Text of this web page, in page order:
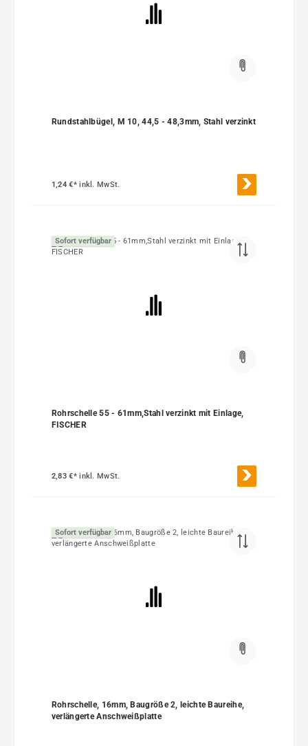
Rundstahlbügel, M 10, 44,5 - 48,3mm, Stahl verzinkt
1,24 €*inkl. MwSt.
Sofort verfügbar
Rohrschelle 55 - 61mm,Stahl verzinkt mit Einlage,
FISCHER
2,83 €*inkl. MwSt.
Sofort verfügbar
Rohrschelle, 16mm, Baugröße 2, leichte Baureihe,
verlängerte Anschweißplatte